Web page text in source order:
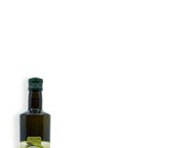
שאנחנו מביאים כל